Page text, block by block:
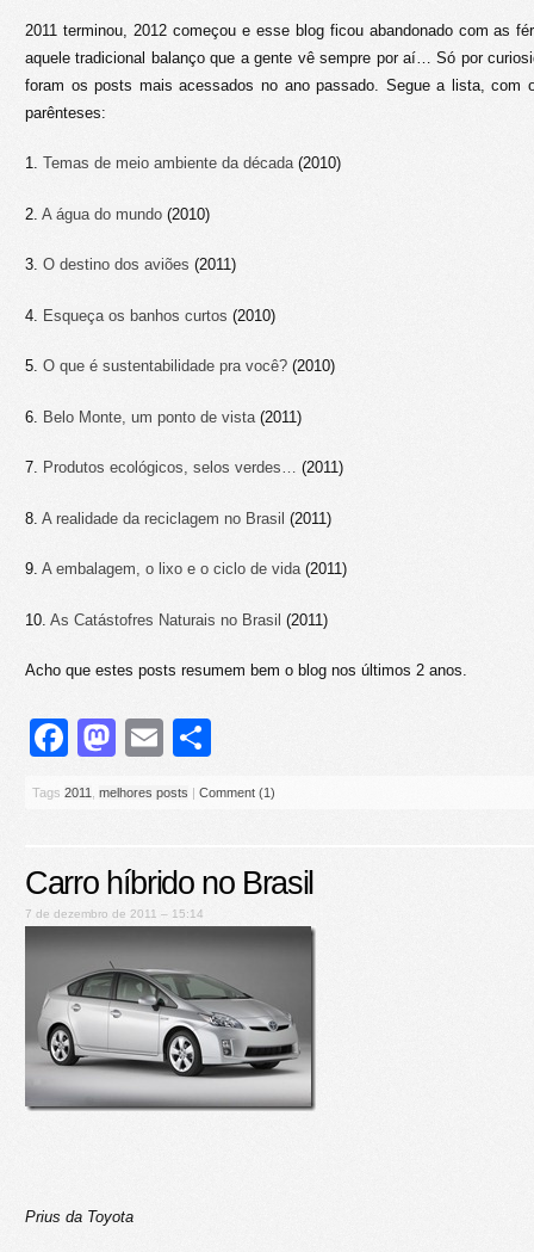
2011 terminou, 2012 começou e esse blog ficou abandonado com as
aquele tradicional balanço que a gente vê sempre por aí… Só por
foram os posts mais acessados no ano passado. Segue a lista, com
parênteses:
1. Temas de meio ambiente da década(2010)
2. A água do mundo (2010)
3. O destino dos aviões (2011)
4. Esqueça os banhos curtos (2010)
5. O que é sustentabilidade pra você? (2010)
6. Belo Monte, um ponto de vista (2011)
7. Produtos ecológicos, selos verdes… (2011)
8. A realidade da reciclagem no Brasil (2011)
9. A embalagem, o lixo e o ciclo de vida(2011)
10. As Catástofres Naturais no Brasil (2011)
Acho que estes posts resumem bem o blog nos últimos 2 anos.
Facebook
Mastodon
Email
Tags 2011 melhores posts | Comment (1)
Carro híbrido no Brasil
7 de dezembro de 2011 – 15:14
Prius da Toyota